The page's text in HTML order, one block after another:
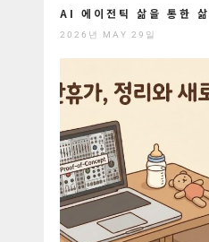
AI 에이전틱 삶을 통한
2026년 MAY 29일